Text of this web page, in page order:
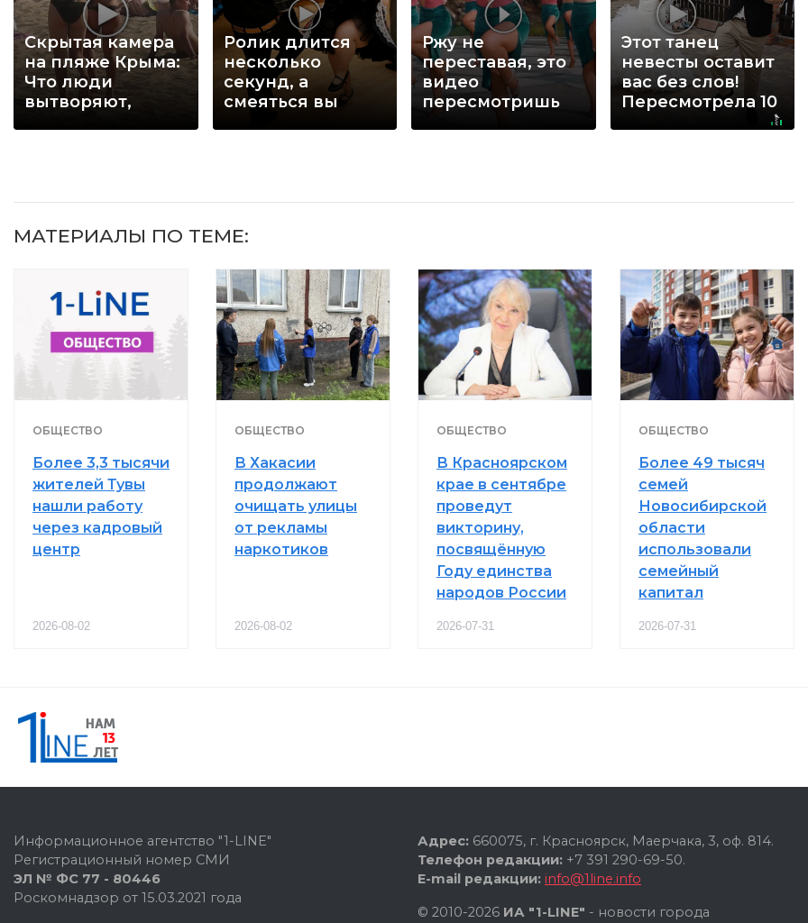
Скрытая камера
на пляже Крыма:
Что люди
вытворяют,
Ролик длится
несколько
секунд, а
смеяться вы
Ржу не
переставая, это
видео
пересмотришь
Этот танец
невесты оставит
вас без слов!
Пересмотрела 10
МАТЕРИАЛЫ ПО ТЕМЕ:
ОБЩЕСТВО
Более 3,3 тысячи
жителей Тувы
нашли работу
через кадровый
центр
2026-08-02
ОБЩЕСТВО
В Хакасии
продолжают
очищать улицы
от рекламы
наркотиков
2026-08-02
ОБЩЕСТВО
В Красноярском
крае в сентябре
проведут
викторину,
посвящённую
Году единства
народов России
2026-07-31
ОБЩЕСТВО
Более 49 тысяч
семей
Новосибирской
области
использовали
семейный
капитал
2026-07-31
Информационное агентство "1-LINE"
Регистрационный номер СМИ
ЭЛ № ФС 77 - 80446
Роскомнадзор от 15.03.2021 года
Адрес: 660075, г. Красноярск, Маерчака, 3, оф. 814.
Телефон редакции: +7 391 290-69-50.
E-mail редакции: info@1line.info
© 2010-2026 ИА "1-LINE" - новости города